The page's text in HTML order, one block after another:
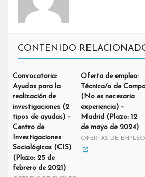
CONTENIDO
Convocatoria:
Ayudas para la
realización de
investigaciones (2
tipos de ayudas) –
Centro de
Investigaciones
Sociológicas (CIS)
(Plazo: 25 de
febrero de 2021)
Oferta de empleo:
Técnica/o de
(No es necesaria
experiencia) –
Madrid (Plazo: 12
de mayo de 2024)
OFERTAS DE EMPLEO